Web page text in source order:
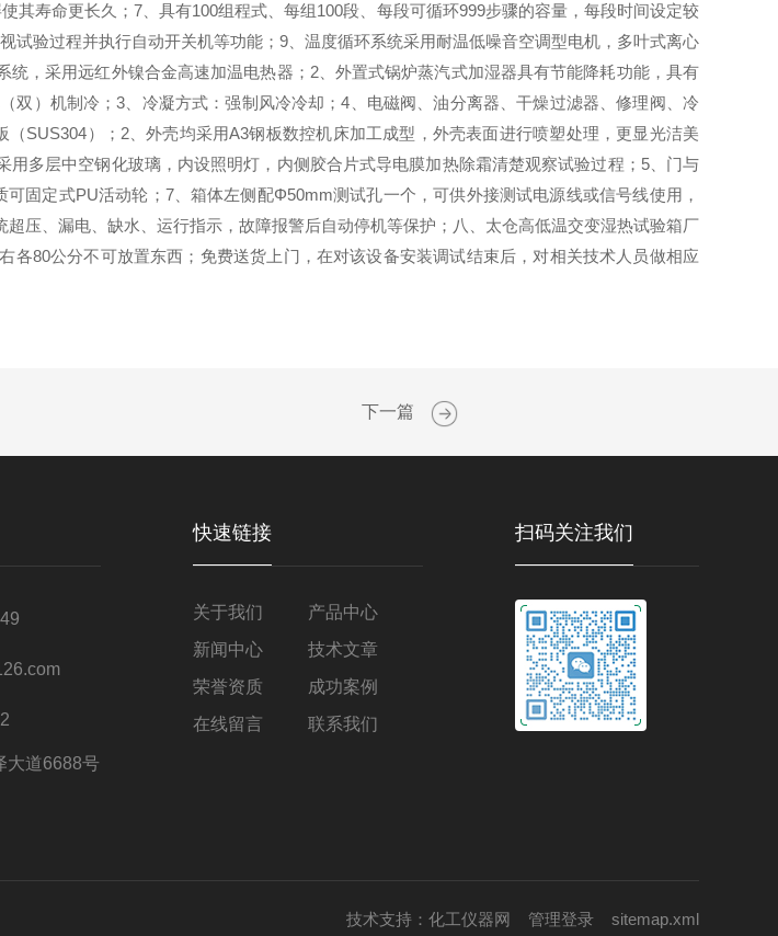
寿命更长久；7、具有100组程式、每组100段、每段可循环999步骤的容量，每段时间设定较
试验过程并执行自动开关机等功能；9、温度循环系统采用耐温低噪音空调型电机，多叶式离心
，采用远红外镍合金高速加温电热器；2、外置式锅炉蒸汽式加湿器具有节能降耗功能，具有
）机制冷；3、冷凝方式：强制风冷冷却；4、电磁阀、油分离器、干燥过滤器、修理阀、冷
SUS304）；2、外壳均采用A3钢板数控机床加工成型，外壳表面进行喷塑处理，更显光洁美
多层中空钢化玻璃，内设照明灯，内侧胶合片式导电膜加热除霜清楚观察试验过程；5、门与
固定式PU活动轮；7、箱体左侧配Φ50mm测试孔一个，可供外接测试电源线或信号线使用，
压、漏电、缺水、运行指示，故障报警后自动停机等保护；八、太仓高低温交变湿热试验箱厂
80公分不可放置东西；免费送货上门，在对该设备安装调试结束后，对相关技术人员做相应
下一篇
大道6688号
快速链接
关于我们
产品中心
新闻中心
技术文章
荣誉资质
成功案例
在线留言
联系我们
扫码关注我们
技术支持： 化工仪器网 管理登录 sitemap.xml